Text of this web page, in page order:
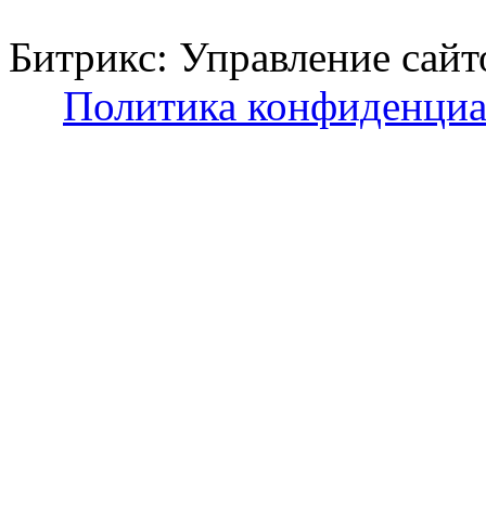
Битрикс: Управление
Политика